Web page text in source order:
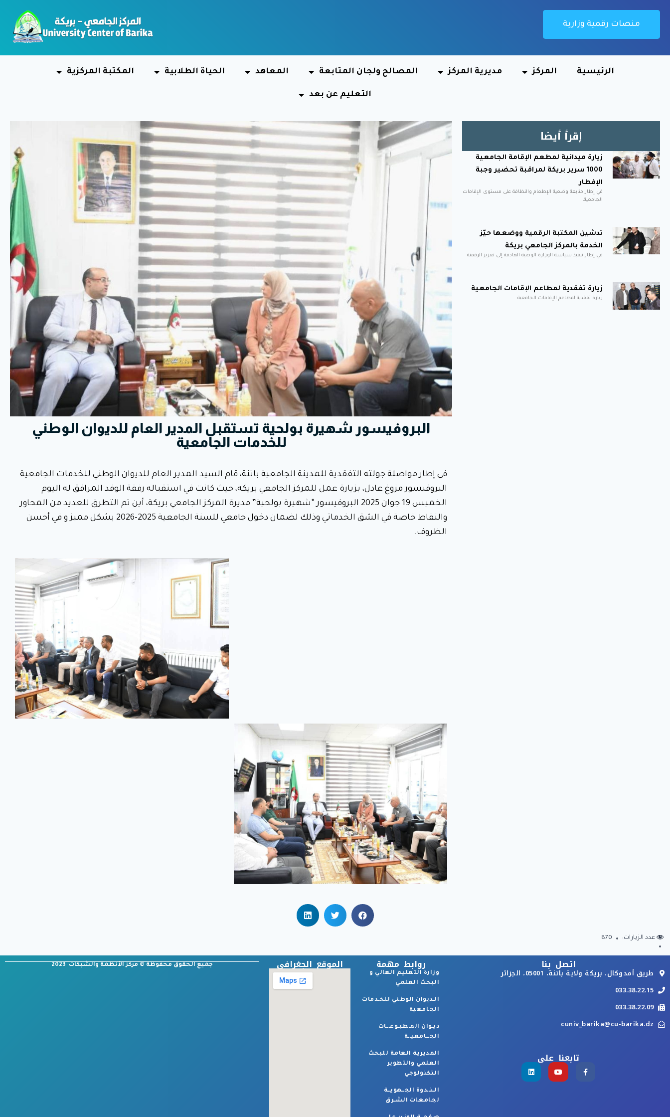
منصات رقمية وزارية
الرئيسية المركز مديرية المركز المصالح ولجان المتابعة المعاهد الحياة الطلابية المكتبة المركزية
التعليم عن بعد
إقرأ أيضا
زيارة ميدانية لمطعم الإقامة الجامعية
1000 سرير بريكة لمراقبة تحضير وجبة
الإفطار
في إطار متابعة وضعية الإطعام والنظافة على مستوى الإقامات
الجامعية،
تدشين المكتبة الرقمية ووضعها حيّز
الخدمة بالمركز الجامعي بريكة
في إطار تنفيذ سياسة الوزارة الوصية الهادفة إلى تعزيز الرقمنة
زيارة تفقدية لمطاعم الإقامات الجامعية
زيارة تفقدية لمطاعم الإقامات الجامعية
البروفيسور شهيرة بولحية تستقبل المدير العام للديوان الوطني
للخدمات الجامعية
في إطار مواصلة جولته التفقدية للمدينة الجامعية باتنة، قام السيد المدير العام للديوان الوطني للخدمات الجامعية
البروفيسور مزوغ عادل، بزيارة عمل للمركز الجامعي بريكة، حيث كانت في استقباله رفقة الوفد المرافق له اليوم
الخميس 19 جوان 2025 البروفيسور “شهيرة بولحية” مديرة المركز الجامعي بريكة، أين تم التطرق للعديد من المحاور
والنقاط خاصة في الشق الخدماتي وذلك لضمان دخول جامعي للسنة الجامعية 2025-2026 بشكل مميز و في أحسن
الظروف.
عدد الزيارات: 870
اتصل بنا
طريق أمدوكال، بريكة ولاية باتنة، 05001، الجزائر
033.38.22.15
033.38.22.09
cuniv_barika@cu-barika.dz
تابعنا على
روابط مهمة
وزارة التعليم العالي و
البحث العلمي
الـديوان الوطني للخـدمات
الجـامعية
ديـوان المـطبـوعـــات
الجـــامعيــة
المديرية العامة للبحث
العلمي والتطوير
التكنولوجي
الـنــدوة الجــهويــة
لجـامعـات الشـرق
الموقع الجغرافي جميع الحقوق محفوظة © مركز الأنظمة والشبكات 2023